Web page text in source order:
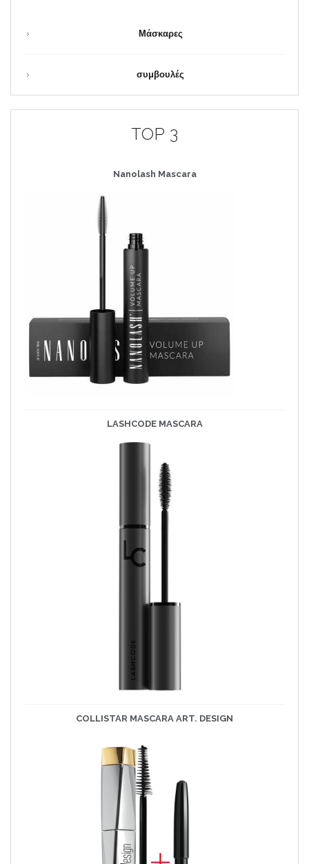
Μάσκαρες
συμβουλές
TOP 3
Nanolash Mascara
LASHCODEMASCARA
COLLISTAR MASCARA ART. DESIGN